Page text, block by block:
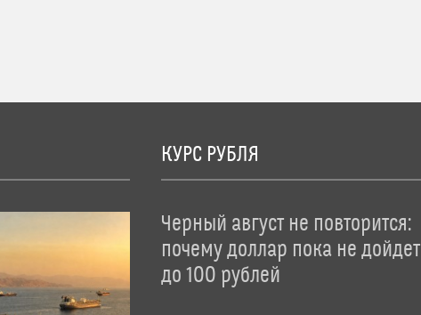
КУРС РУБЛЯ
Черный август не повторится:
почему доллар пока не дойдет
до 100 рублей